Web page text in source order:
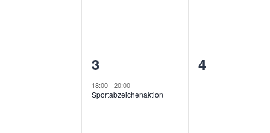
1
Veranstaltung,
3
18:00-20:00
Sportabzeichenaktion
0
4